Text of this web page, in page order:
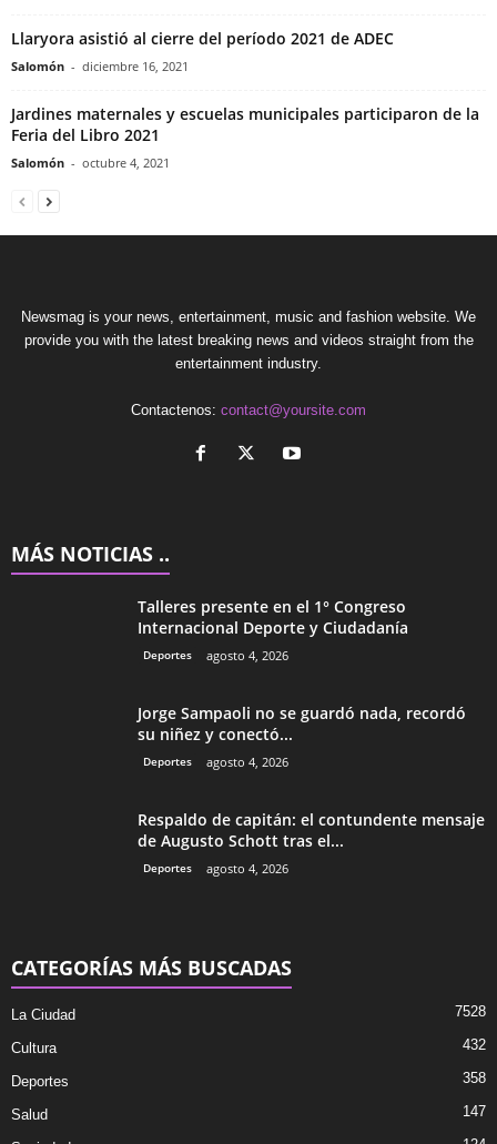
Llaryora asistió al cierre del período 2021 de ADEC
Salomón - diciembre 16, 2021
Jardines maternales y escuelas municipales participaron de la
Feria del Libro 2021
Salomón - octubre 4, 2021
Newsmag is your news, entertainment, music and fashion website. We
provide you with the latest breaking news and videos straight from the
entertainment industry.
Contactenos: contact@yoursite.com
MÁS NOTICIAS ..
Talleres presente en el 1° Congreso
Internacional Deporte y Ciudadanía
Deportes agosto 4, 2026
Jorge Sampaoli no se guardó nada, recordó
su niñez y conectó...
Deportes agosto 4, 2026
Respaldo de capitán: el contundente mensaje
de Augusto Schott tras el...
Deportes agosto 4, 2026
CATEGORÍAS MÁS BUSCADAS
La Ciudad 7528
Cultura 432
Deportes 358
Salud 147